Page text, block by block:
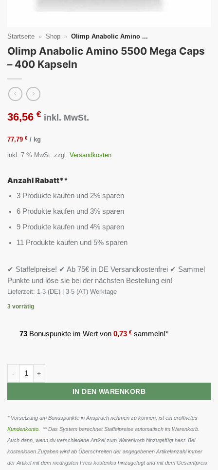
Startseite » Shop » Olimp Anabolic Amino ...
Olimp Anabolic Amino 5500 Mega Caps
– 400 Kapseln
36,56 € inkl. MwSt.
77,79 € / kg
inkl. 7 % MwSt. zzgl. Versandkosten
Anzahl Rabatt**
3 Produkte kaufen und 2% sparen
6 Produkte kaufen und 3% sparen
9 Produkte kaufen und 4% sparen
11 Produkte kaufen und 5% sparen
✔ Staffelpreise! ✔ Ab 75€ in DE Versandkostenfrei ✔ Sammel
Punkte und löse sie bei der nächsten Bestellung ein!
Lieferzeit: 1-3 (DE) | 3-5 (AT) Werktage
3 vorrätig
73 Bonuspunkte im Wert von 0,73 € sammeln!*
Olimp Anabolic Amino 5500 Mega Caps - 400 Kapseln Menge
IN DEN WARENKORB
* Vorsetzung um Bonuspunkte in Anspruch nehmen zu können, ist ein eröffnetes
Kundenkonto . ** Das System berechnet Staffelpreise automatisch im Warenkorb.
Auch dann, wenn du verschiedene Artikel zum Warenkorb hinzugefügt hast. Bei
kostenlosen Zugaben wird ab Überschreiten der angegebenen Artikelanzahl immer
der Artikel mit dem niedrigsten Preis kostenlos hinzugefügt und mit dem Gesamtpreis